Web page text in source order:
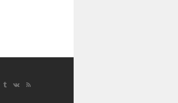
TumblrVK RSS